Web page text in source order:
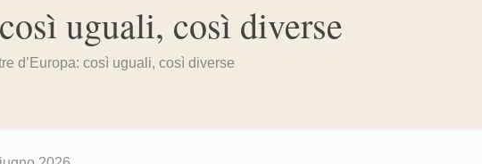
uguali, così diverse
d’Europa: così uguali, così diverse